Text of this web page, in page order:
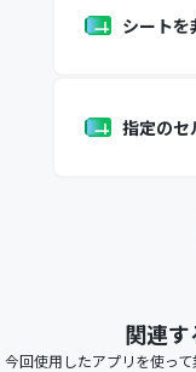
シートを
指定のセ
関連
今回使用したアプリを使っ